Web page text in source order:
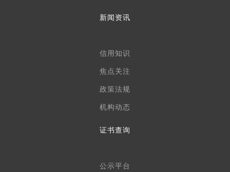
新闻资讯
信用知识
焦点关注
政策法规
机构动态
证书查询
公示平台